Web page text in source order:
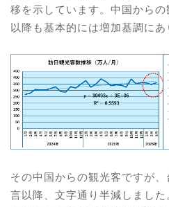
移を示しています。中国から
以降も基本的には増加基調にあ
その中国からの観光客ですが
言以降、文字通り半減しまし